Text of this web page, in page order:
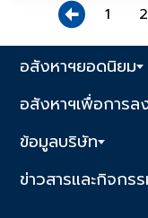
1 2
อสังหาฯยอดนิยม
อสังหาฯเพื่อการล
ข้อมูลบริษัท
ข่าวสารและกิจกร